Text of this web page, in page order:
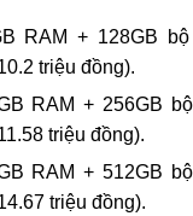
RAM + 128GB
triệu đồng).
RAM + 256GB
triệu đồng).
RAM + 512GB
triệu đồng).